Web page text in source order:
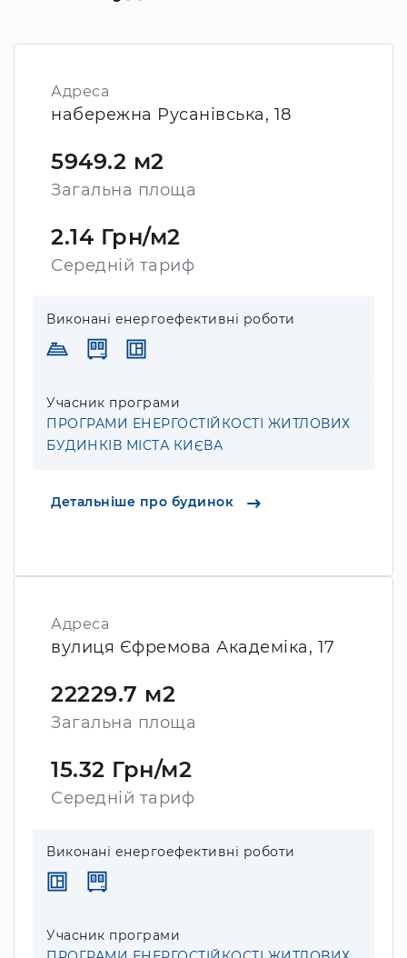
Адреса
набережна Русанівська, 18
5949.2 м2
Загальна площа
2.14 Грн/м2
Середній тариф
Виконані енергоефективні роботи
Учасник програми
ПРОГРАМИ ЕНЕРГОСТІЙКОСТІ ЖИТЛОВИХ
БУДИНКІВ МІСТА КИЄВА
Детальніше про будинок
Адреса
вулиця Єфремова Академіка, 17
22229.7 м2
Загальна площа
15.32 Грн/м2
Середній тариф
Виконані енергоефективні роботи
Учасник програми